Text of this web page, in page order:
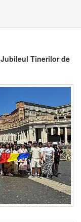
Tinerilor de